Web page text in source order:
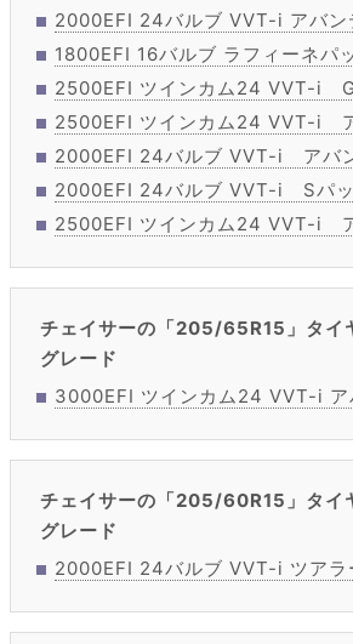
2000EFI 24バルブ VVT-i アバン
1800EFI 16バルブ ラフィーネパ
2500EFI ツインカム24 VVT-i
2500EFI ツインカム24 VVT-i
2000EFI 24バルブ VVT-i アバ
2000EFI 24バルブ VVT-i Sパ
2500EFI ツインカム24 VVT-i
チェイサーの「205/65R15」タイ
グレード
3000EFI ツインカム24 VVT-i ア
チェイサーの「205/60R15」タイ
グレード
2000EFI 24バルブ VVT-i ツアラ